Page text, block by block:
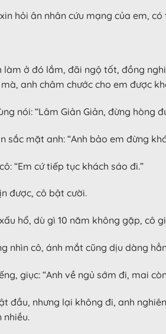
xin hỏi ân nhân cứu mạng của em,
làm ở đó lắm, đãi ngộ tốt, đồng
anh châm chước cho em được
nói: “Lâm Giản Giản, đừng hòng
sắc mặt anh: “Anh bảo em đừng
“Em cứ tiếp tục khách sáo đi.”
được, cô bật cười.
hổ, dù gì 10 năm không gặp, cô
nhìn cô, ánh mắt cũng dịu dàng
giục: “Anh về ngủ sớm đi, mai
đầu, nhưng lại không đi, anh
nhiều.